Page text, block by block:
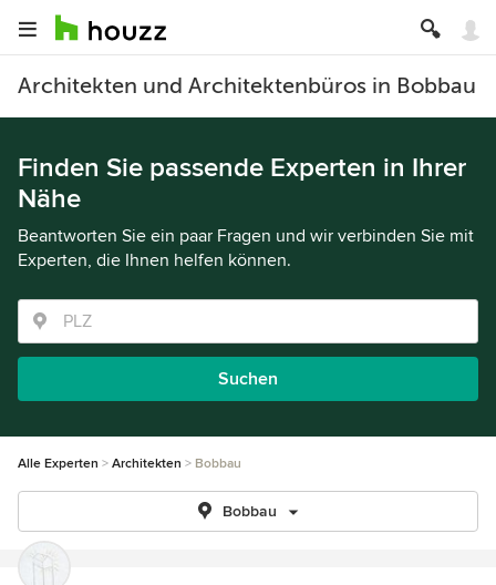
Architekten und Architektenbüros in Bobbau
Finden Sie passende Experten in Ihrer
Nähe
Beantworten Sie ein paar Fragen und wir verbinden Sie mit
Experten, die Ihnen helfen können.
Suchen
Alle Experten Architekten Bobbau
Bobbau